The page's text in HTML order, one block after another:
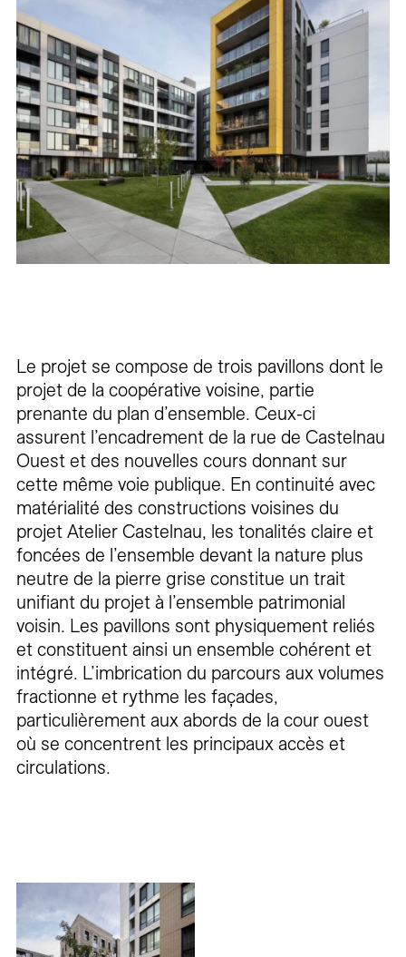
Le projet se compose de trois pavillons dont le
projet de la coopérative voisine, partie
prenante du plan d’ensemble. Ceux-ci
assurent l’encadrement de la rue de Castelnau
Ouest et des nouvelles cours donnant sur
cette même voie publique. En continuité avec
matérialité des constructions voisines du
projet Atelier Castelnau, les tonalités claire et
foncées de l’ensemble devant la nature plus
neutre de la pierre grise constitue un trait
unifiant du projet à l’ensemble patrimonial
voisin. Les pavillons sont physiquement reliés
et constituent ainsi un ensemble cohérent et
intégré. L’imbrication du parcours aux volumes
fractionne et rythme les façades,
particulièrement aux abords de la cour ouest
où se concentrent les principaux accès et
circulations.